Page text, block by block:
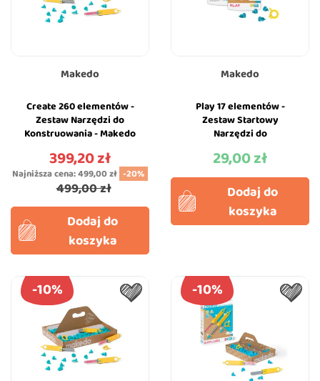
Makedo
Create 260 elementów -
Zestaw Narzędzi do
Konstruowania - Makedo
Cena
399,20 zł
Najniższa cena:499,00 zł -20%
499,00 zł
Dodaj do
koszyka
Makedo
Play 17 elementów -
Zestaw Startowy
Narzędzi do
Cena
29,00 zł
Dodaj do
koszyka
-10% -10%